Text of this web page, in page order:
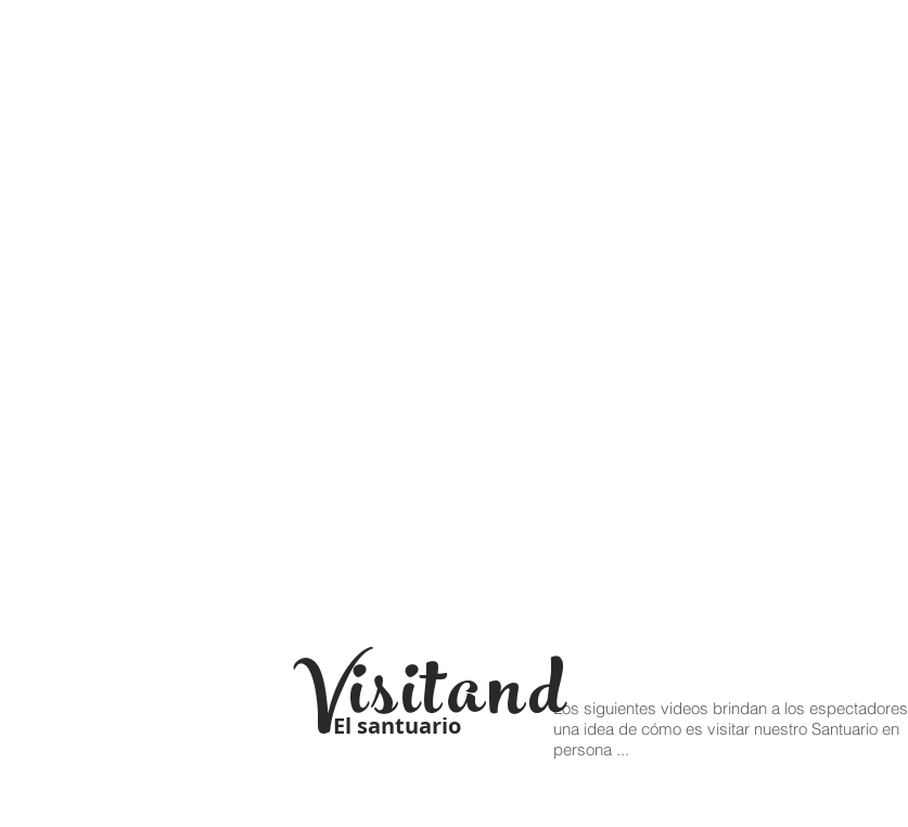
Los siguientes videos brindan a los espectadores
una idea de cómo es visitar nuestro Santuario en
persona ...
Visitand
El santuario